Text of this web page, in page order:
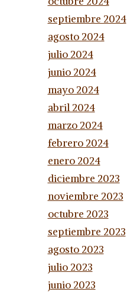
septiembre 2024
agosto 2024
julio 2024
junio 2024
mayo 2024
abril 2024
marzo 2024
febrero 2024
enero 2024
diciembre 2023
noviembre 2023
octubre 2023
septiembre 2023
agosto 2023
julio 2023
junio 2023